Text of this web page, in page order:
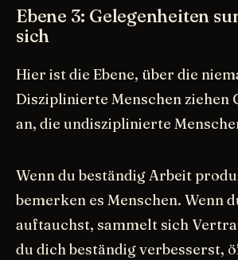
Ebene 3: Gelegenheiten
sich
Hier ist die Ebene, über die
Disziplinierte Menschen ziehen
an, die undisziplinierte
Wenn du beständig Arbeit
bemerken es Menschen. Wenn
auftauchst, sammelt sich
du dich beständig verbesserst,